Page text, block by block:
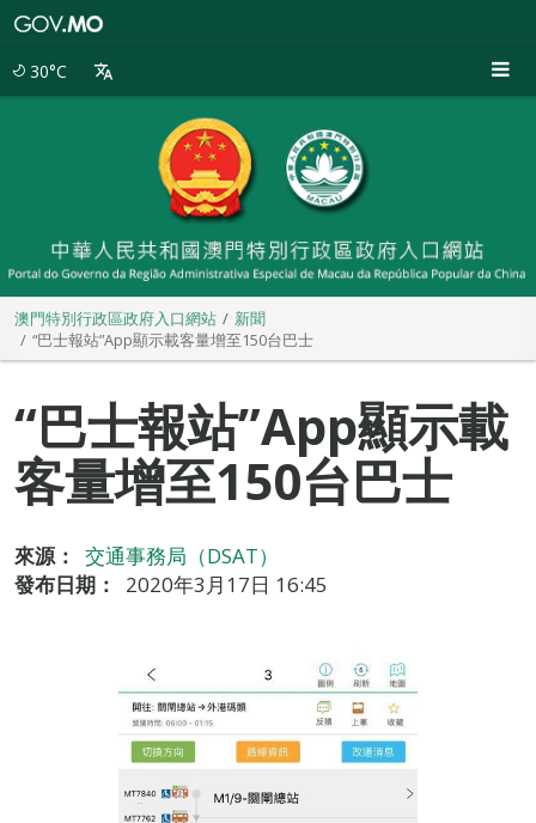
30°C
澳門特別行政區政府入口網站
新聞
“巴士報站”App顯示載客量增至150台巴士
“巴士報站”App顯示載
客量增至150台巴士
來源：
交通事務局（DSAT）
發布日期：
2020年3月17日 16:45